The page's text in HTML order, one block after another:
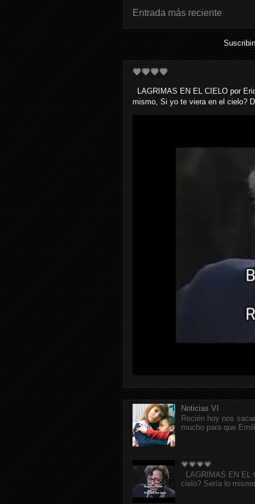
Entrada más reciente
💗💗💗💗
LAGRIMAS EN EL CIELO por
mismo, Si yo te viera en el cielo?
Noticias VI
Recién hoy nos
mucho para que
💗💗💗💗
LAGRIMAS EN EL
cielo? Sería lo